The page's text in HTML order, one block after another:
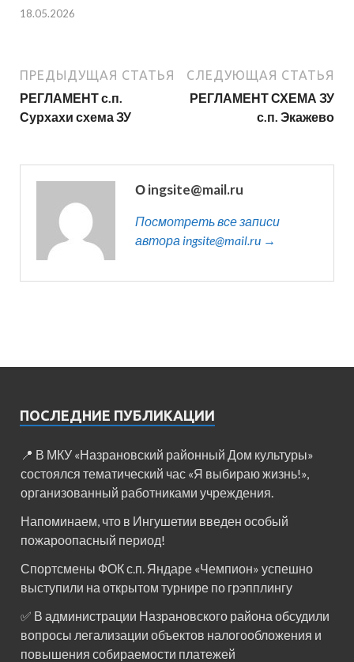
18.05.2026
ПРЕДЫДУЩАЯ СТАТЬЯ
РЕГЛАМЕНТ с.п.
Сурхахи схема ЗУ
СЛЕДУЮЩАЯ СТАТЬЯ
РЕГЛАМЕНТ СХЕМА ЗУ
с.п. Экажево
О ingsite@mail.ru
Посмотреть все записи
автора ingsite@mail.ru →
ПОСЛЕДНИЕ ПУБЛИКАЦИИ
📍 В МКУ «Назрановский районный Дом культуры»
состоялся тематический час «Я выбираю жизнь!»,
организованный работниками учреждения.
Напоминаем, что в Ингушетии введен особый
пожароопасный период!⁣⁣⠀
Спортсмены ФОК с.п. Яндаре «Чемпион» успешно
выступили на открытом турнире по грэпплингу
✅ В администрации Назрановского района обсудили
вопросы легализации объектов налогообложения и
повышения собираемости платежей